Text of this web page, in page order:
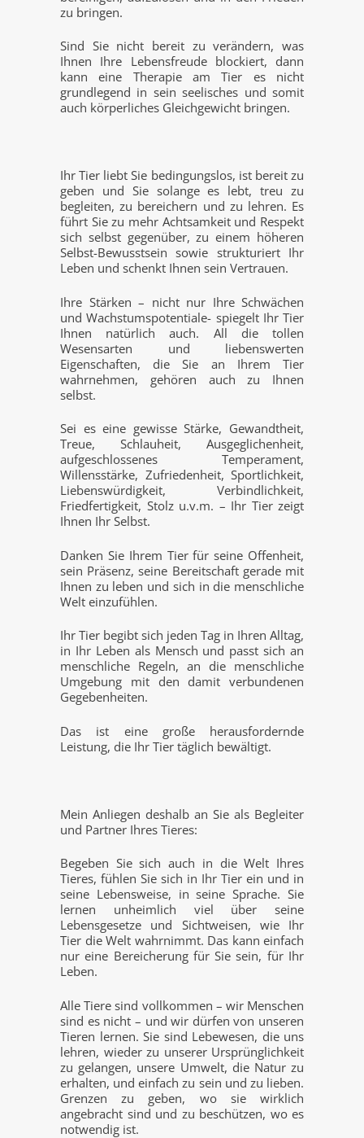
zu bringen.
Sind Sie nicht bereit zu verändern, was
Ihnen Ihre Lebensfreude blockiert, dann
kann eine Therapie am Tier es nicht
grundlegend in sein seelisches und somit
auch körperliches Gleichgewicht bringen.
Ihr Tier liebt Sie bedingungslos, ist bereit zu
geben und Sie solange es lebt, treu zu
begleiten, zu bereichern und zu lehren. Es
führt Sie zu mehr Achtsamkeit und Respekt
sich selbst gegenüber, zu einem höheren
Selbst-Bewusstsein sowie strukturiert Ihr
Leben und schenkt Ihnen sein Vertrauen.
Ihre Stärken – nicht nur Ihre Schwächen
und Wachstumspotentiale- spiegelt Ihr Tier
Ihnen natürlich auch. All die tollen
Wesensarten und liebenswerten
Eigenschaften, die Sie an Ihrem Tier
wahrnehmen, gehören auch zu Ihnen
selbst.
Sei es eine gewisse Stärke, Gewandtheit,
Treue, Schlauheit, Ausgeglichenheit,
aufgeschlossenes Temperament,
Willensstärke, Zufriedenheit, Sportlichkeit,
Liebenswürdigkeit, Verbindlichkeit,
Friedfertigkeit, Stolz u.v.m. – Ihr Tier zeigt
Ihnen Ihr Selbst.
Danken Sie Ihrem Tier für seine Offenheit,
sein Präsenz, seine Bereitschaft gerade mit
Ihnen zu leben und sich in die menschliche
Welt einzufühlen.
Ihr Tier begibt sich jeden Tag in Ihren Alltag,
in Ihr Leben als Mensch und passt sich an
menschliche Regeln, an die menschliche
Umgebung mit den damit verbundenen
Gegebenheiten.
Das ist eine große herausfordernde
Leistung, die Ihr Tier täglich bewältigt.
Mein Anliegen deshalb an Sie als Begleiter
und Partner Ihres Tieres:
Begeben Sie sich auch in die Welt Ihres
Tieres, fühlen Sie sich in Ihr Tier ein und in
seine Lebensweise, in seine Sprache. Sie
lernen unheimlich viel über seine
Lebensgesetze und Sichtweisen, wie Ihr
Tier die Welt wahrnimmt. Das kann einfach
nur eine Bereicherung für Sie sein, für Ihr
Leben.
Alle Tiere sind vollkommen – wir Menschen
sind es nicht – und wir dürfen von unseren
Tieren lernen. Sie sind Lebewesen, die uns
lehren, wieder zu unserer Ursprünglichkeit
zu gelangen, unsere Umwelt, die Natur zu
erhalten, und einfach zu sein und zu lieben.
Grenzen zu geben, wo sie wirklich
angebracht sind und zu beschützen, wo es
notwendig ist.